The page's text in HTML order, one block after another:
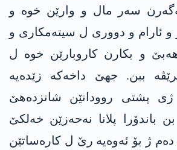
سەر مال و وارێن خوە و
و ئارام و دووری ل سیتەمکاری و
و بکارن کاروبارێن خوە ل
ببن. جھێ داخەکە زێدەیە
ژی پشتی روودانێن شانزدەھێ
باندۆرا پلانا نەحەزێن خەلکێ
ژ بۆ ئەوەیە رێ ل کارەساتێن